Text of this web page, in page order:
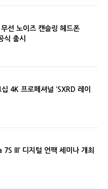
선 노이즈 캔슬링 헤드폰
출시
4K 프로페셔널 ‘SXRD 레이
7S III’ 디지털 언팩 세미나 개최